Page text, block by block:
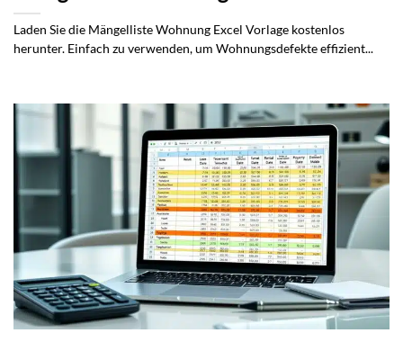
Laden Sie die Mängelliste Wohnung Excel Vorlage kostenlos
herunter. Einfach zu verwenden, um Wohnungsdefekte effizient...